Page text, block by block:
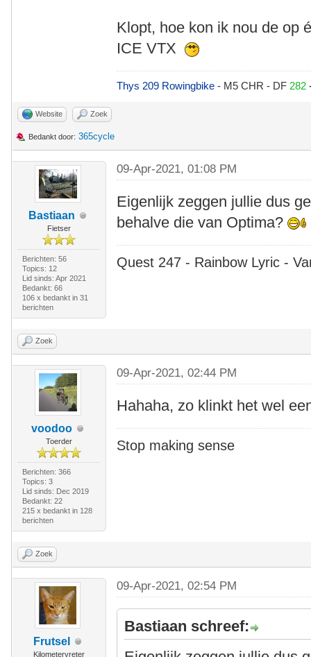
Klopt, hoe kon ik nou de op
ICE VTX
Thys 209 Rowingbike- M5 CHR - DF 282
Website Zoek
Bedankt door: 365cycle
Bastiaan
Fietser
Berichten: 56
Topics: 12
Lid sinds: Apr 2021
Bedankt: 66
106 x bedankt in 31
berichten
09-Apr-2021, 01:08 PM
Eigenlijk zeggen jullie dus
behalve die van Optima?
Quest 247 - Rainbow Lyric -
Zoek
voodoo
Toerder
Berichten: 366
Topics: 3
Lid sinds: Dec 2019
Bedankt: 22
215 x bedankt in 128
berichten
09-Apr-2021, 02:44 PM
Hahaha, zo klinkt het wel
Stop making sense
Zoek
Frutsel
Kilometervreter
09-Apr-2021, 02:54 PM
Bastiaan schreef: